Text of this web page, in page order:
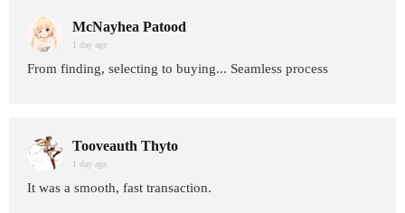
McNayhea Patood
1 day age
From finding, selecting to buying... Seamless process
Tooveauth Thyto
1 day age
It was a smooth, fast transaction.